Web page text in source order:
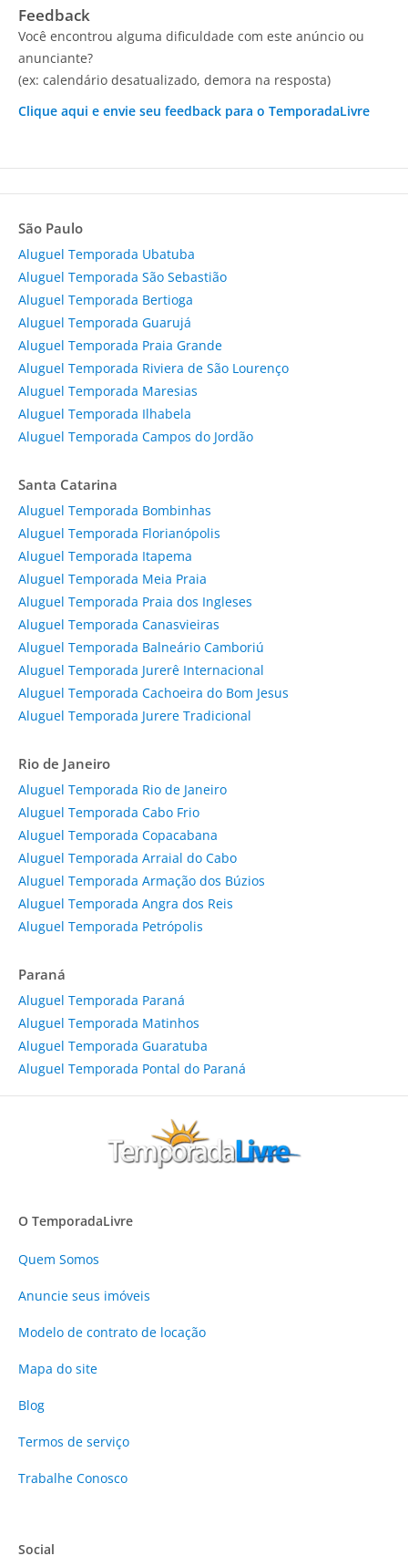
Feedback
Você encontrou alguma dificuldade com este anúncio ou
anunciante?
(ex: calendário desatualizado, demora na resposta)
Clique aqui e envie seu feedback para o TemporadaLivre
São Paulo
Aluguel Temporada Ubatuba
Aluguel Temporada São Sebastião
Aluguel Temporada Bertioga
Aluguel Temporada Guarujá
Aluguel Temporada Praia Grande
Aluguel Temporada Riviera de São Lourenço
Aluguel Temporada Maresias
Aluguel Temporada Ilhabela
Aluguel Temporada Campos do Jordão
Santa Catarina
Aluguel Temporada Bombinhas
Aluguel Temporada Florianópolis
Aluguel Temporada Itapema
Aluguel Temporada Meia Praia
Aluguel Temporada Praia dos Ingleses
Aluguel Temporada Canasvieiras
Aluguel Temporada Balneário Camboriú
Aluguel Temporada Jurerê Internacional
Aluguel Temporada Cachoeira do Bom Jesus
Aluguel Temporada Jurere Tradicional
Rio de Janeiro
Aluguel Temporada Rio de Janeiro
Aluguel Temporada Cabo Frio
Aluguel Temporada Copacabana
Aluguel Temporada Arraial do Cabo
Aluguel Temporada Armação dos Búzios
Aluguel Temporada Angra dos Reis
Aluguel Temporada Petrópolis
Paraná
Aluguel Temporada Paraná
Aluguel Temporada Matinhos
Aluguel Temporada Guaratuba
Aluguel Temporada Pontal do Paraná
O TemporadaLivre
Quem Somos
Anuncie seus imóveis
Modelo de contrato de locação
Mapa do site
Blog
Termos de serviço
Trabalhe Conosco
Social